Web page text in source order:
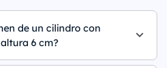
de un cilindro con
6 cm?